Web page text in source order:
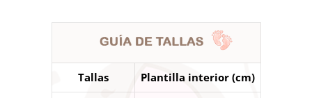
Tallas Plantilla interior (cm)